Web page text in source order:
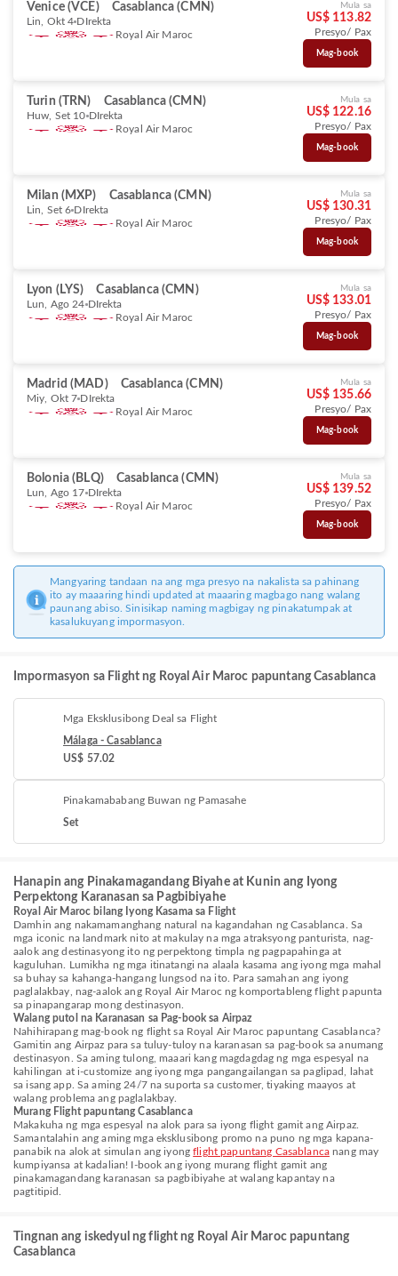
Venice (VCE) Casablanca (CMN)
Lin, Okt 4 DIrekta
Royal Air Maroc
Mula sa
US$ 113.82
Presyo/ Pax
Mag-book
Turin (TRN) Casablanca (CMN)
Huw, Set 10 DIrekta
Royal Air Maroc
Mula sa
US$ 122.16
Presyo/ Pax
Mag-book
Milan (MXP) Casablanca (CMN)
Lin, Set 6 DIrekta
Royal Air Maroc
Mula sa
US$ 130.31
Presyo/ Pax
Mag-book
Lyon (LYS) Casablanca (CMN)
Lun, Ago 24 DIrekta
Royal Air Maroc
Mula sa
US$ 133.01
Presyo/ Pax
Mag-book
Madrid (MAD) Casablanca (CMN)
Miy, Okt 7 DIrekta
Royal Air Maroc
Mula sa
US$ 135.66
Presyo/ Pax
Mag-book
Bolonia (BLQ) Casablanca (CMN)
Lun, Ago 17 DIrekta
Royal Air Maroc
Mula sa
US$ 139.52
Presyo/ Pax
Mag-book
Mangyaring tandaan na ang mga presyo na nakalista sa pahinang
ito ay maaaring hindi updated at maaaring magbago nang walang
paunang abiso. Sinisikap naming magbigay ng pinakatumpak at
kasalukuyang impormasyon.
Impormasyon sa Flight ng Royal Air Maroc papuntang Casablanca
Mga Eksklusibong Deal sa Flight
Málaga - Casablanca
US$ 57.02
Pinakamababang Buwan ng Pamasahe
Set
Hanapin ang Pinakamagandang Biyahe at Kunin ang Iyong
Perpektong Karanasan sa Pagbibiyahe
Royal Air Maroc bilang Iyong Kasama sa Flight
Damhin ang nakamamanghang natural na kagandahan ng Casablanca. Sa
mga iconic na landmark nito at makulay na mga atraksyong panturista, nag-
aalok ang destinasyong ito ng perpektong timpla ng pagpapahinga at
kaguluhan. Lumikha ng mga itinatangi na alaala kasama ang iyong mga mahal
sa buhay sa kahanga-hangang lungsod na ito. Para samahan ang iyong
paglalakbay, nag-aalok ang Royal Air Maroc ng komportableng flight papunta
sa pinapangarap mong destinasyon.
Walang putol na Karanasan sa Pag-book sa Airpaz
Nahihirapang mag-book ng flight sa Royal Air Maroc papuntang Casablanca?
Gamitin ang Airpaz para sa tuluy-tuloy na karanasan sa pag-book sa anumang
destinasyon. Sa aming tulong, maaari kang magdagdag ng mga espesyal na
kahilingan at i-customize ang iyong mga pangangailangan sa paglipad, lahat
sa isang app. Sa aming 24/7 na suporta sa customer, tiyaking maayos at
walang problema ang paglalakbay.
Murang Flight papuntang Casablanca
Makakuha ng mga espesyal na alok para sa iyong flight gamit ang Airpaz.
Samantalahin ang aming mga eksklusibong promo na puno ng mga kapana-
panabik na alok at simulan ang iyongflight papuntang Casablancanang may
kumpiyansa at kadalian! I-book ang iyong murang flight gamit ang
pinakamagandang karanasan sa pagbibiyahe at walang kapantay na
pagtitipid.
Tingnan ang iskedyul ng flight ng Royal Air Maroc papuntang
Casablanca